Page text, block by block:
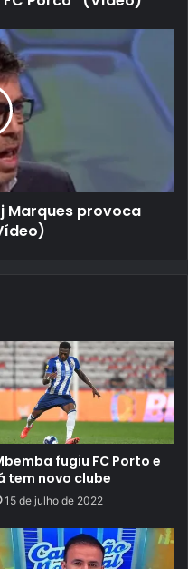
Marques provoca
fugiu FC Porto e
tem novo clube
15 de julho de 2022